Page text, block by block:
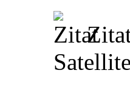
Satellite